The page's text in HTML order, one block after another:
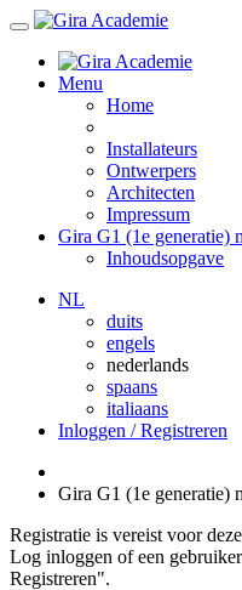
Menu
Home
Installateurs
Ontwerpers
Architecten
Impressum
Gira G1 (1e generatie)
Inhoudsopgave
NL
duits
engels
nederlands
spaans
italiaans
Inloggen / Registreren
Gira G1 (1e generatie)
Registratie is vereist voor
Log inloggen of een
Registreren".